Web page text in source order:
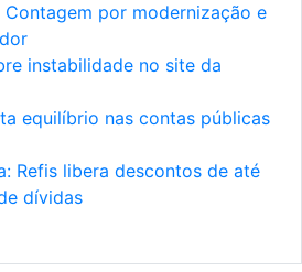
por modernização e
instabilidade no site da
equilíbrio nas contas públicas
Refis libera descontos de até
dívidas